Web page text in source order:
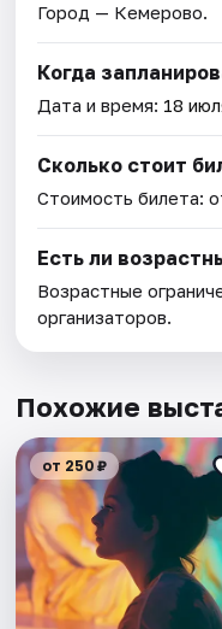
Город — Кемерово.
Когда
Дата и время: 18
Сколько стоит
Стоимость билета:
Есть ли
Возрастные
организаторов.
Похожие
от 250 ₽